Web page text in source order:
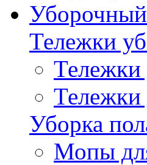
Тележки
Тележки
Тележки
Уборка
Мопы